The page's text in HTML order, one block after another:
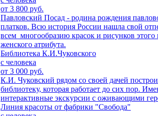
от 3 800 руб.
Павловский Посад - родина рождения
платков. Всю история России нашла свой
всем многообразию красок и рисунков этого
женского атрибута.
Библиотека К.И.Чуковского
с человека
от 3 000 руб.
К.И. Чуковский рядом со своей дачей
библиотеку, которая работает до сих пор.
интерактивные экскурсии с оживающими
Линия красоты от фабрики "Свобода"